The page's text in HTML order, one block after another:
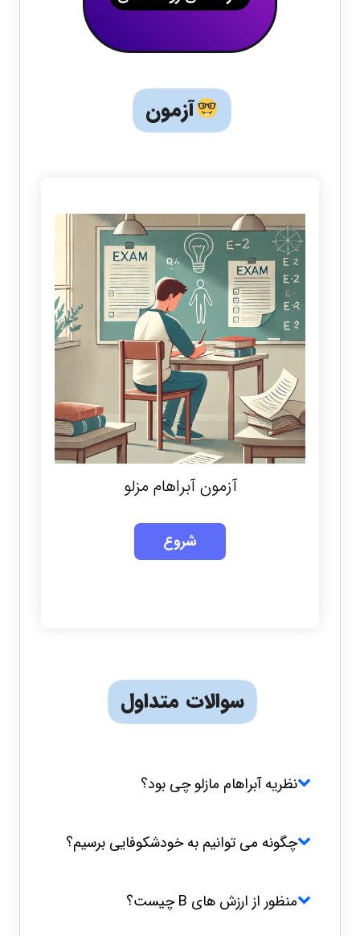
آزمون
آزمون آبراهام مزلو
سوالات متداول
نظریه آبراهام مازلو چی بود؟
چگونه می توانیم به خودشکوفایی برسیم؟
منظور از ارزش های B چیست؟